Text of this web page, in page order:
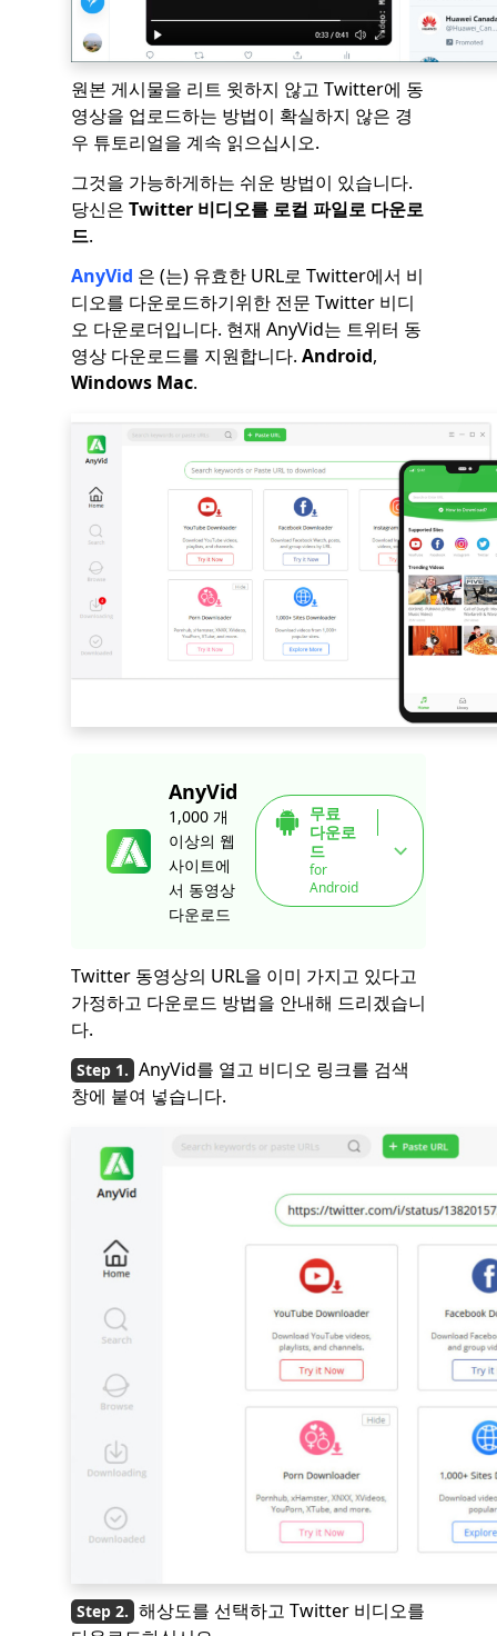
원본 게시물을 리트 윗하지 않고 Twitter에 동
영상을 업로드하는 방법이 확실하지 않은 경
우 튜토리얼을 계속 읽으십시오.
그것을 가능하게하는 쉬운 방법이 있습니다.
당신은 Twitter 비디오를 로컬 파일로 다운로
드.
AnyVid 은 (는) 유효한 URL로 Twitter에서 비
디오를 다운로드하기위한 전문 Twitter 비디
오 다운로더입니다. 현재 AnyVid는 트위터 동
영상 다운로드를 지원합니다. Android,
Windows Mac.
AnyVid
1,000 개
이상의 웹
사이트에
서 동영상
다운로드
무료
다운로
드
for
Android
Twitter 동영상의 URL을 이미 가지고 있다고
가정하고 다운로드 방법을 안내해 드리겠습니
다.
AnyVid를 열고 비디오 링크를 검색
창에 붙여 넣습니다.
해상도를 선택하고 Twitter 비디오를